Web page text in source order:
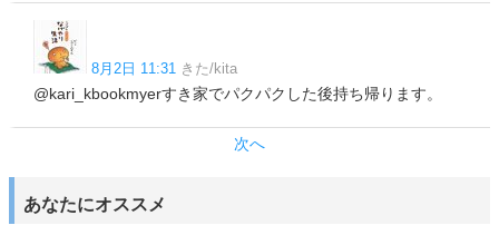
8月2日 11:31 きた/kita
@kari_kbookmyerすき家でパクパクした後持ち帰ります。
次へ
あなたにオススメ